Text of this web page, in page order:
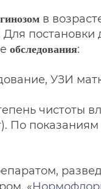
в
Для
обследования:
УЗИ
чистоты
По